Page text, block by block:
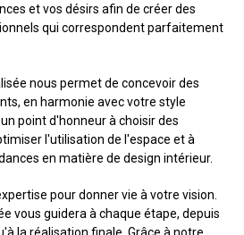
et vos désirs afin de créer des
qui correspondent parfaitement
nous permet de concevoir des
en harmonie avec votre style
point d'honneur à choisir des
l'utilisation de l'espace et à
en matière de design intérieur.
pour donner vie à votre vision.
vous guidera à chaque étape, depuis
la réalisation finale. Grâce à notre